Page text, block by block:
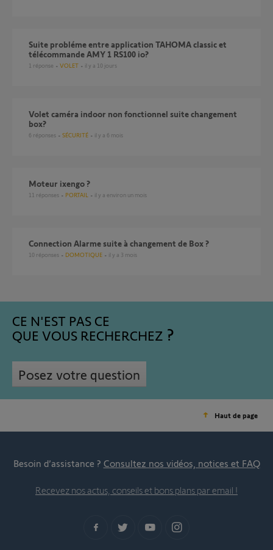
Suite probléme entre application TAHOMA classic et
télécommande AMY 1 RS100 io?
1 réponse VOLET il y a 10 jours
Volet caméra indoor non fonctionnel suite changement
box?
6 réponses SÉCURITÉ il y a 6 mois
Moteur ixengo ?
11 réponses PORTAIL il y a environ un mois
Connection Alarme suite à changement de Box ?
10 réponses DOMOTIQUE il y a 3 mois
CE N'EST PAS CE
QUE VOUS RECHERCHEZ
Posez votre question
Haut de page
Besoin d’assistance ? Consultez nos vidéos, notices et FAQ
Recevez nos actus, conseils et bons plans par email !